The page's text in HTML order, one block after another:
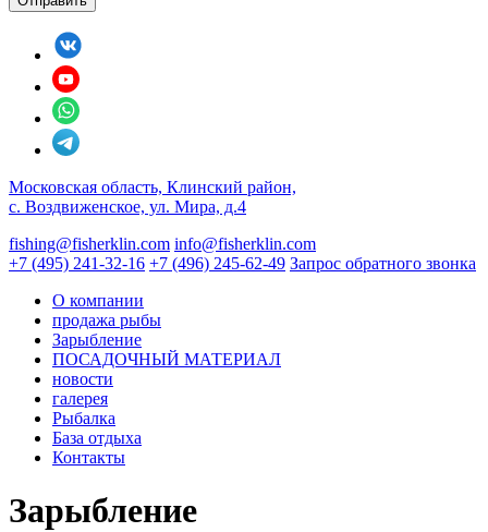
Московская область, Клинский район,
с. Воздвиженское, ул. Мира, д.4
fishing@fisherklin.com info@fisherklin.com
+7 (495) 241-32-16 +7 (496) 245-62-49 Запрос обратного звонка
О компании
продажа рыбы
Зарыбление
ПОСАДОЧНЫЙ МАТЕРИАЛ
новости
галерея
Рыбалка
База отдыха
Контакты
Зарыбление